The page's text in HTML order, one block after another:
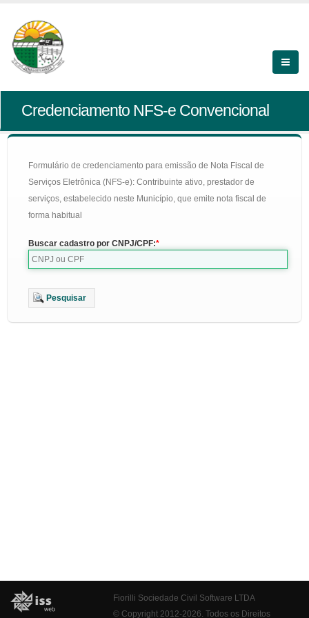
Credenciamento NFS-e Convencional
Formulário de credenciamento para emissão de Nota Fiscal de
Serviços Eletrônica (NFS-e): Contribuinte ativo, prestador de
serviços, estabelecido neste Município, que emite nota fiscal de
forma habitual
Buscar cadastro por CNPJ/CPF:
Pesquisar
Fiorilli Sociedade Civil Software LTDA
© Copyright 2012-2026. Todos os Direitos